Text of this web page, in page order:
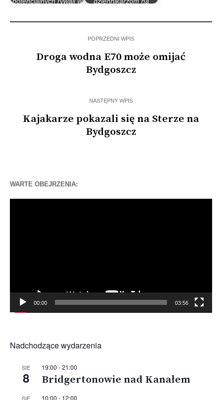
POPRZEDNI WPIS
Droga wodna E70 może omijać
Bydgoszcz
NASTĘPNY WPIS
Kajakarze pokazali się na Sterze na
Bydgoszcz
WARTE OBEJRZENIA:
00:00 03:56
Nadchodzące wydarzenia
SIE
8
19:00 -21:00
Bridgertonowie nad Kanałem
SIE 10:00 - 12:00